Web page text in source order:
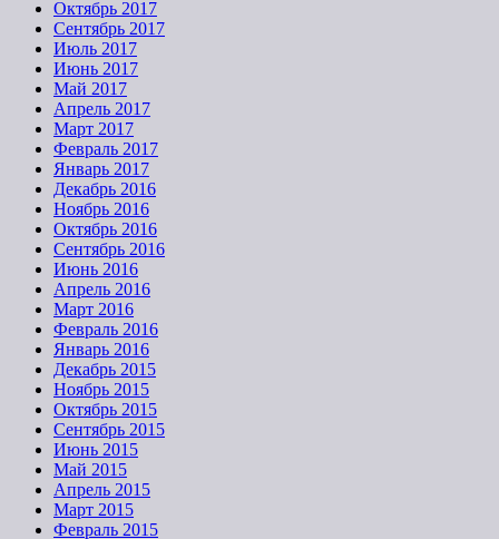
Октябрь 2017
Сентябрь 2017
Июль 2017
Июнь 2017
Май 2017
Апрель 2017
Март 2017
Февраль 2017
Январь 2017
Декабрь 2016
Ноябрь 2016
Октябрь 2016
Сентябрь 2016
Июнь 2016
Апрель 2016
Март 2016
Февраль 2016
Январь 2016
Декабрь 2015
Ноябрь 2015
Октябрь 2015
Сентябрь 2015
Июнь 2015
Май 2015
Апрель 2015
Март 2015
Февраль 2015